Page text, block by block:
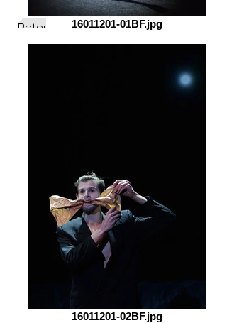
16011201-01BF.jpg
16011201-02BF.jpg
Retour Danse